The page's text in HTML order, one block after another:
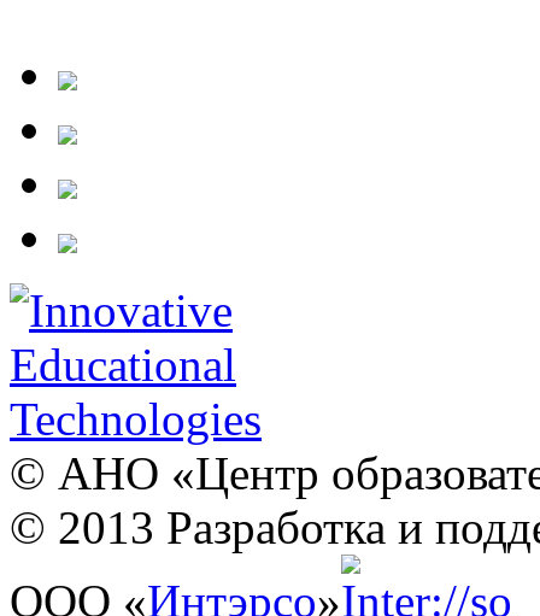
© АНО «Центр
© 2013 Разработка и
ООО «Интэрсо»